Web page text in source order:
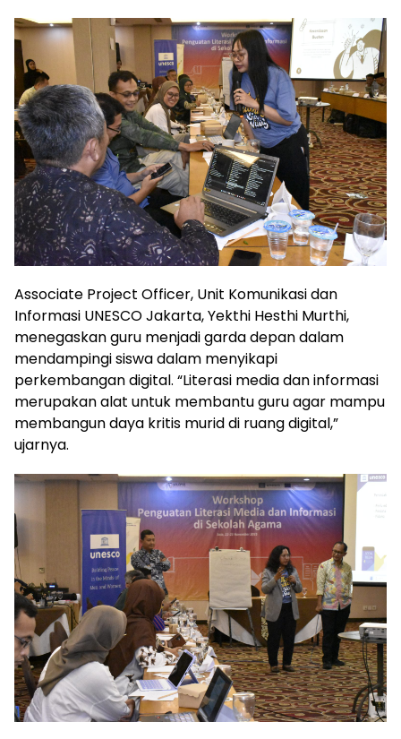
Associate Project Officer, Unit Komunikasi dan
Informasi UNESCO Jakarta, Yekthi Hesthi Murthi,
menegaskan guru menjadi garda depan dalam
mendampingi siswa dalam menyikapi
perkembangan digital. “Literasi media dan informasi
merupakan alat untuk membantu guru agar mampu
membangun daya kritis murid di ruang digital,”
ujarnya.